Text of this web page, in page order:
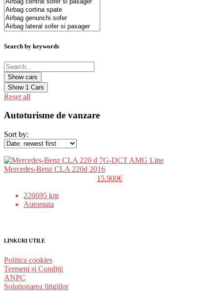
Search by keywords
Show 1 Cars
Reset all
Autoturisme de vanzare
Sort by:
15.900€
Mercedes-Benz CLA 220d 2016
226695 km
Automata
LINKURI UTILE
Politica cookies
Termeni și Condiții
ANPC
Solutionarea litigiilor